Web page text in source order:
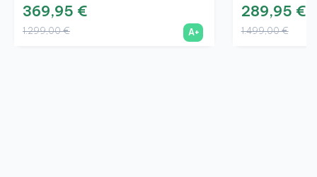
369,95 €
1.299,00 € A+
289,95 €
1.499,00 €